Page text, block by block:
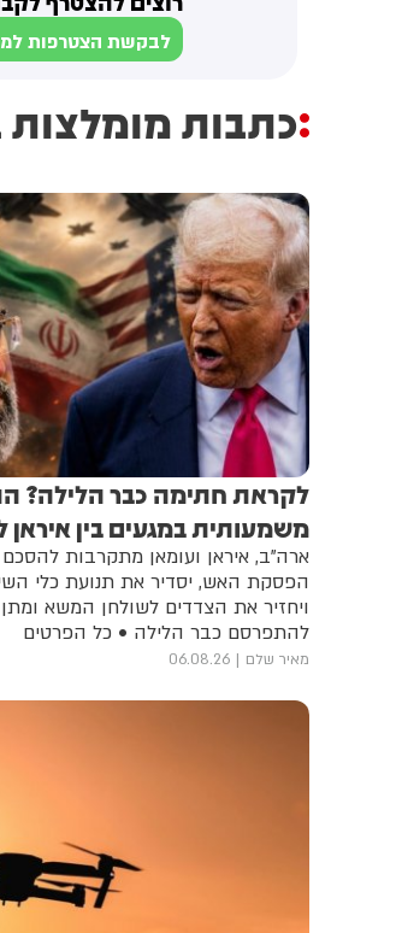
לבקשת הצטרפות
כתבות מומלצות
לקראת חתימה כבר הלילה?
משמעותית במגעים בין
ארה"ב, איראן ועומאן מתקרבות
הפסקת האש, יסדיר את תנועת כלי
ויחזיר את הצדדים לשולחן המשא
להתפרסם כבר הלילה • כל הפרטים
מאיר שלם 06.08.26